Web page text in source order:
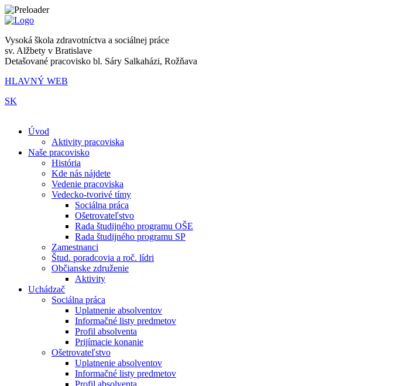
Vysoká škola zdravotníctva a sociálnej práce
sv. Alžbety v Bratislave
Detašované pracovisko bl. Sáry Salkaházi, Rožňava
HLAVNÝ WEB
SK
Úvod
Aktivity pracoviska
Naše pracovisko
História
Kde nás nájdete
Vedenie pracoviska
Vedecko-tvorivé tímy
Sociálna práca
Ošetrovateľstvo
Rada študijného programu OŠE
Rada študijného programu SP
Zamestnanci
Štud. poradcovia a roč. lídri
Občianske združenie
Aktivity
Uchádzač
Sociálna práca
Uplatnenie absolventov
Informačné listy predmetov
Profil absolventa
Prijímacie konanie
Ošetrovateľstvo
Uplatnenie absolventov
Informačné listy predmetov
Profil absolventa